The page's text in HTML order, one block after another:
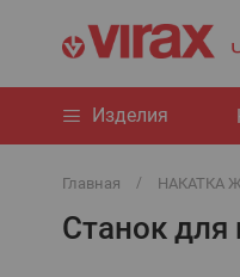
Изделия
Главная НАКАТКА
Станок для